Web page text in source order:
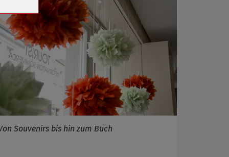
Souvenirs bis hin zum Buch